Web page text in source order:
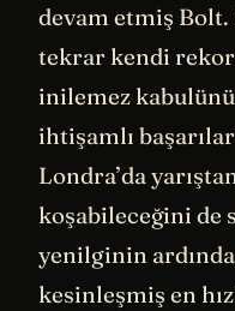
devam etmiş Bolt.
tekrar kendi
inilemez
ihtişamlı
Londra’da
koşabileceğini de
yenilginin
kesinleşmiş en